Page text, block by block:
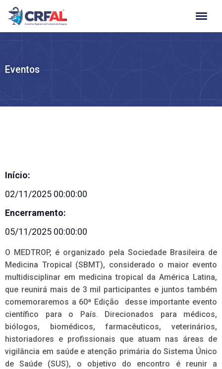
Ir
para
Eventos
Início:
02/11/2025 00:00:00
Encerramento:
05/11/2025 00:00:00
O MEDTROP, é organizado pela Sociedade Brasileira de
Medicina Tropical (SBMT), considerado o maior evento
multidisciplinar em medicina tropical da América Latina,
que reunirá mais de 3 mil participantes e juntos também
comemoraremos a 60ª Edição desse importante evento
científico para o País. Direcionados para médicos,
biólogos, biomédicos, farmacêuticos, veterinários,
historiadores e profissionais que atuam nas áreas de
vigilância em saúde e atenção primária do Sistema Único
de Saúde (SUS), o objetivo do encontro é reunir a